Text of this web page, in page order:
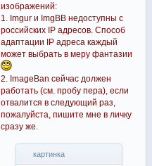
изображений:
1. Imgur и ImgBB недоступны с
российских IP адресов. Способ
адаптации IP адреса каждый
может выбрать в меру фантазии
2. ImageBan сейчас должен
работать (см. пробу пера), если
отвалится в следующий раз,
пожалуйста, пишите мне в личку
сразу же.
картинка